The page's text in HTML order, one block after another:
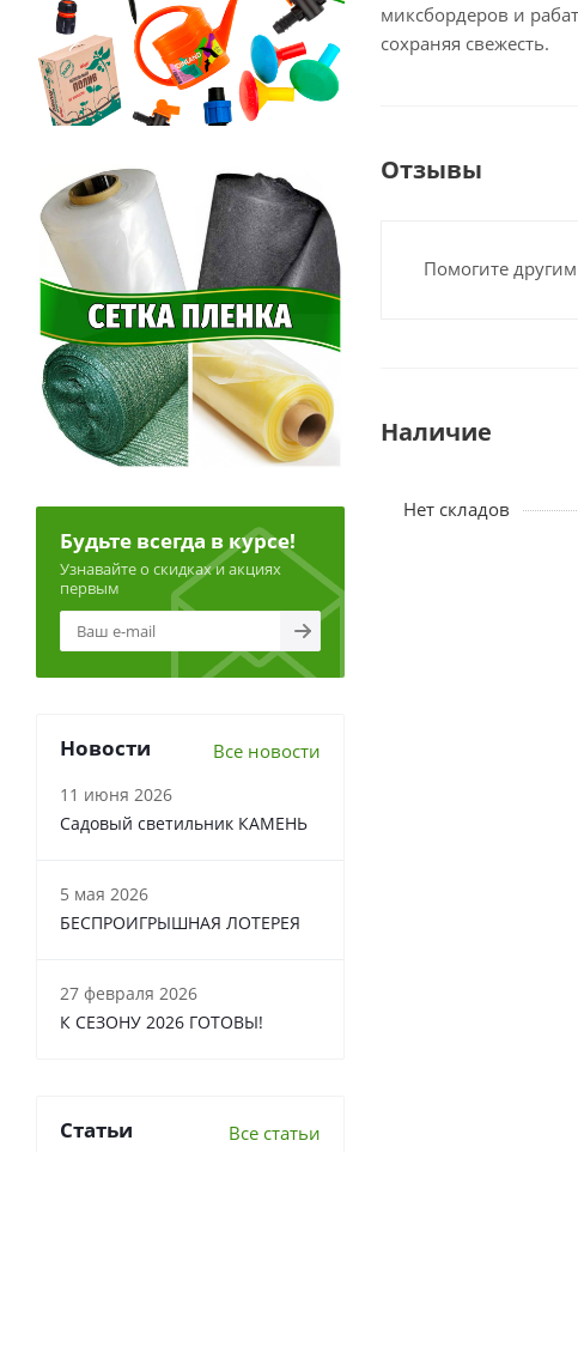
миксбордеров и
сохраняя свежесть.
Отзывы
Помогите
Наличие
Нет складов
Будьте всегда в курсе!
Узнавайте о скидках и акциях
первым
Новости Все новости
11 июня 2026
Садовый светильник КАМЕНЬ
5 мая 2026
БЕСПРОИГРЫШНАЯ ЛОТЕРЕЯ
27 февраля 2026
К СЕЗОНУ 2026 ГОТОВЫ!
Статьи Все статьи